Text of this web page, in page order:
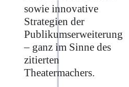
sowie innovative
Strategien der
Publikumserweiterung
– ganz im Sinne des
zitierten
Theatermachers.